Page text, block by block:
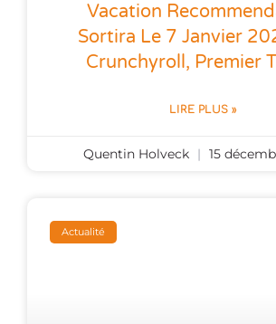
Vacation
Sortira Le 7 Janvier
Crunchyroll, Premier
LIRE PLUS »
Quentin Holveck 15
Actualité